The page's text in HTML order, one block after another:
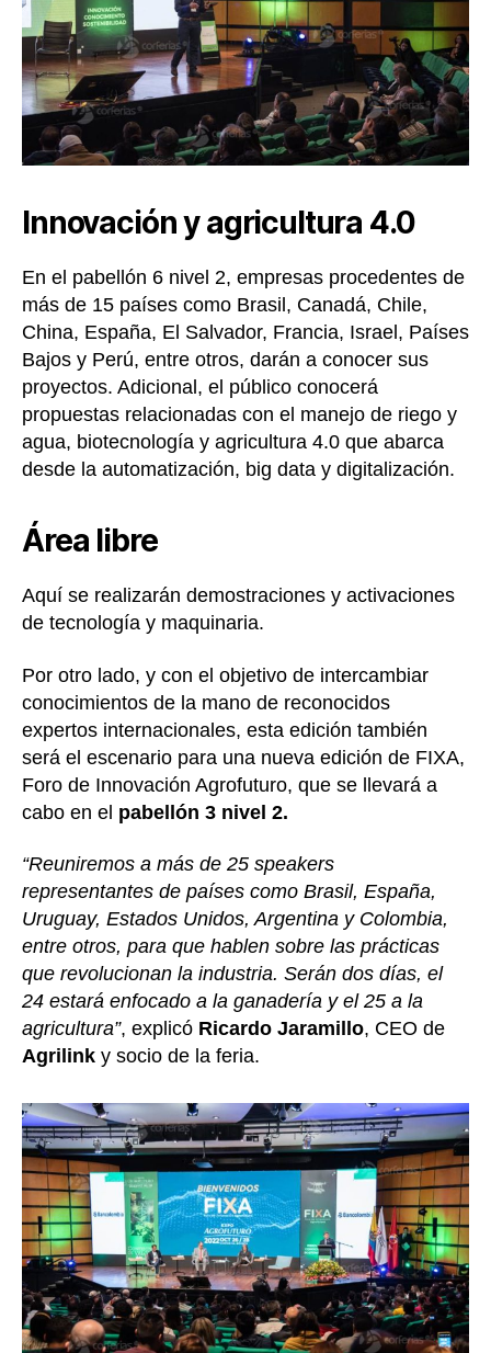
Innovación y agricultura 4.0
En el pabellón 6 nivel 2, empresas procedentes de
más de 15 países como Brasil, Canadá, Chile,
China, España, El Salvador, Francia, Israel, Países
Bajos y Perú, entre otros, darán a conocer sus
proyectos. Adicional, el público conocerá
propuestas relacionadas con el manejo de riego y
agua, biotecnología y agricultura 4.0 que abarca
desde la automatización, big data y digitalización.
Área libre
Aquí se realizarán demostraciones y activaciones
de tecnología y maquinaria.
Por otro lado, y con el objetivo de intercambiar
conocimientos de la mano de reconocidos
expertos internacionales, esta edición también
será el escenario para una nueva edición de FIXA,
Foro de Innovación Agrofuturo, que se llevará a
cabo en el pabellón 3 nivel 2.
“Reuniremos a más de 25 speakers
representantes de países como Brasil, España,
Uruguay, Estados Unidos, Argentina y Colombia,
entre otros, para que hablen sobre las prácticas
que revolucionan la industria. Serán dos días, el
24 estará enfocado a la ganadería y el 25 a la
agricultura”, explicó Ricardo Jaramillo, CEO de
Agrilink y socio de la feria.